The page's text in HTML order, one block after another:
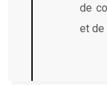
de
et de